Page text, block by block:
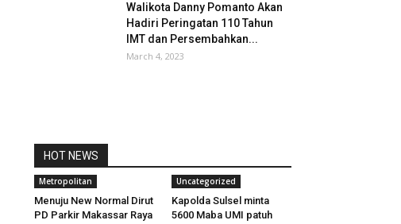
Walikota Danny Pomanto Akan
Hadiri Peringatan 110 Tahun
IMT dan Persembahkan...
March 4, 2023
HOT NEWS
Metropolitan
Menuju New Normal Dirut
PD Parkir Makassar Raya
Uncategorized
Kapolda Sulsel minta
5600 Maba UMI patuh